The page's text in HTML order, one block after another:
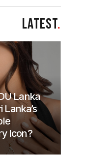
LATEST.
Lanka
Lanka’s
Icon?